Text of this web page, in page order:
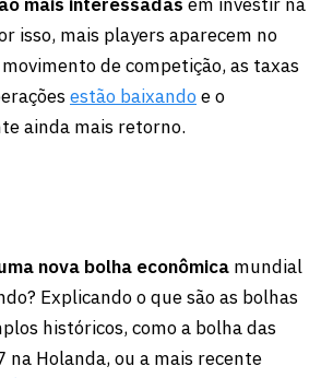
isso, mais players aparecem no
de competição, as taxas
estão baixandoe o
ainda mais retorno.
nova bolha econômica mundial
Explicando o que são as bolhas
históricos, como a bolha das
na Holanda, ou a mais recente